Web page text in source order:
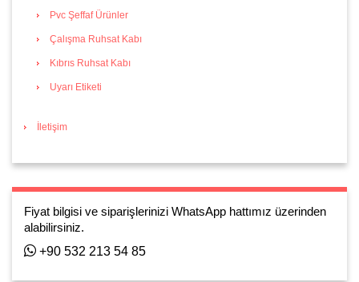
Pvc Şeffaf Ürünler
Çalışma Ruhsat Kabı
Kıbrıs Ruhsat Kabı
Uyarı Etiketi
İletişim
Fiyat bilgisi ve siparişlerinizi WhatsApp hattımız üzerinden
alabilirsiniz.
+90 532 213 54 85